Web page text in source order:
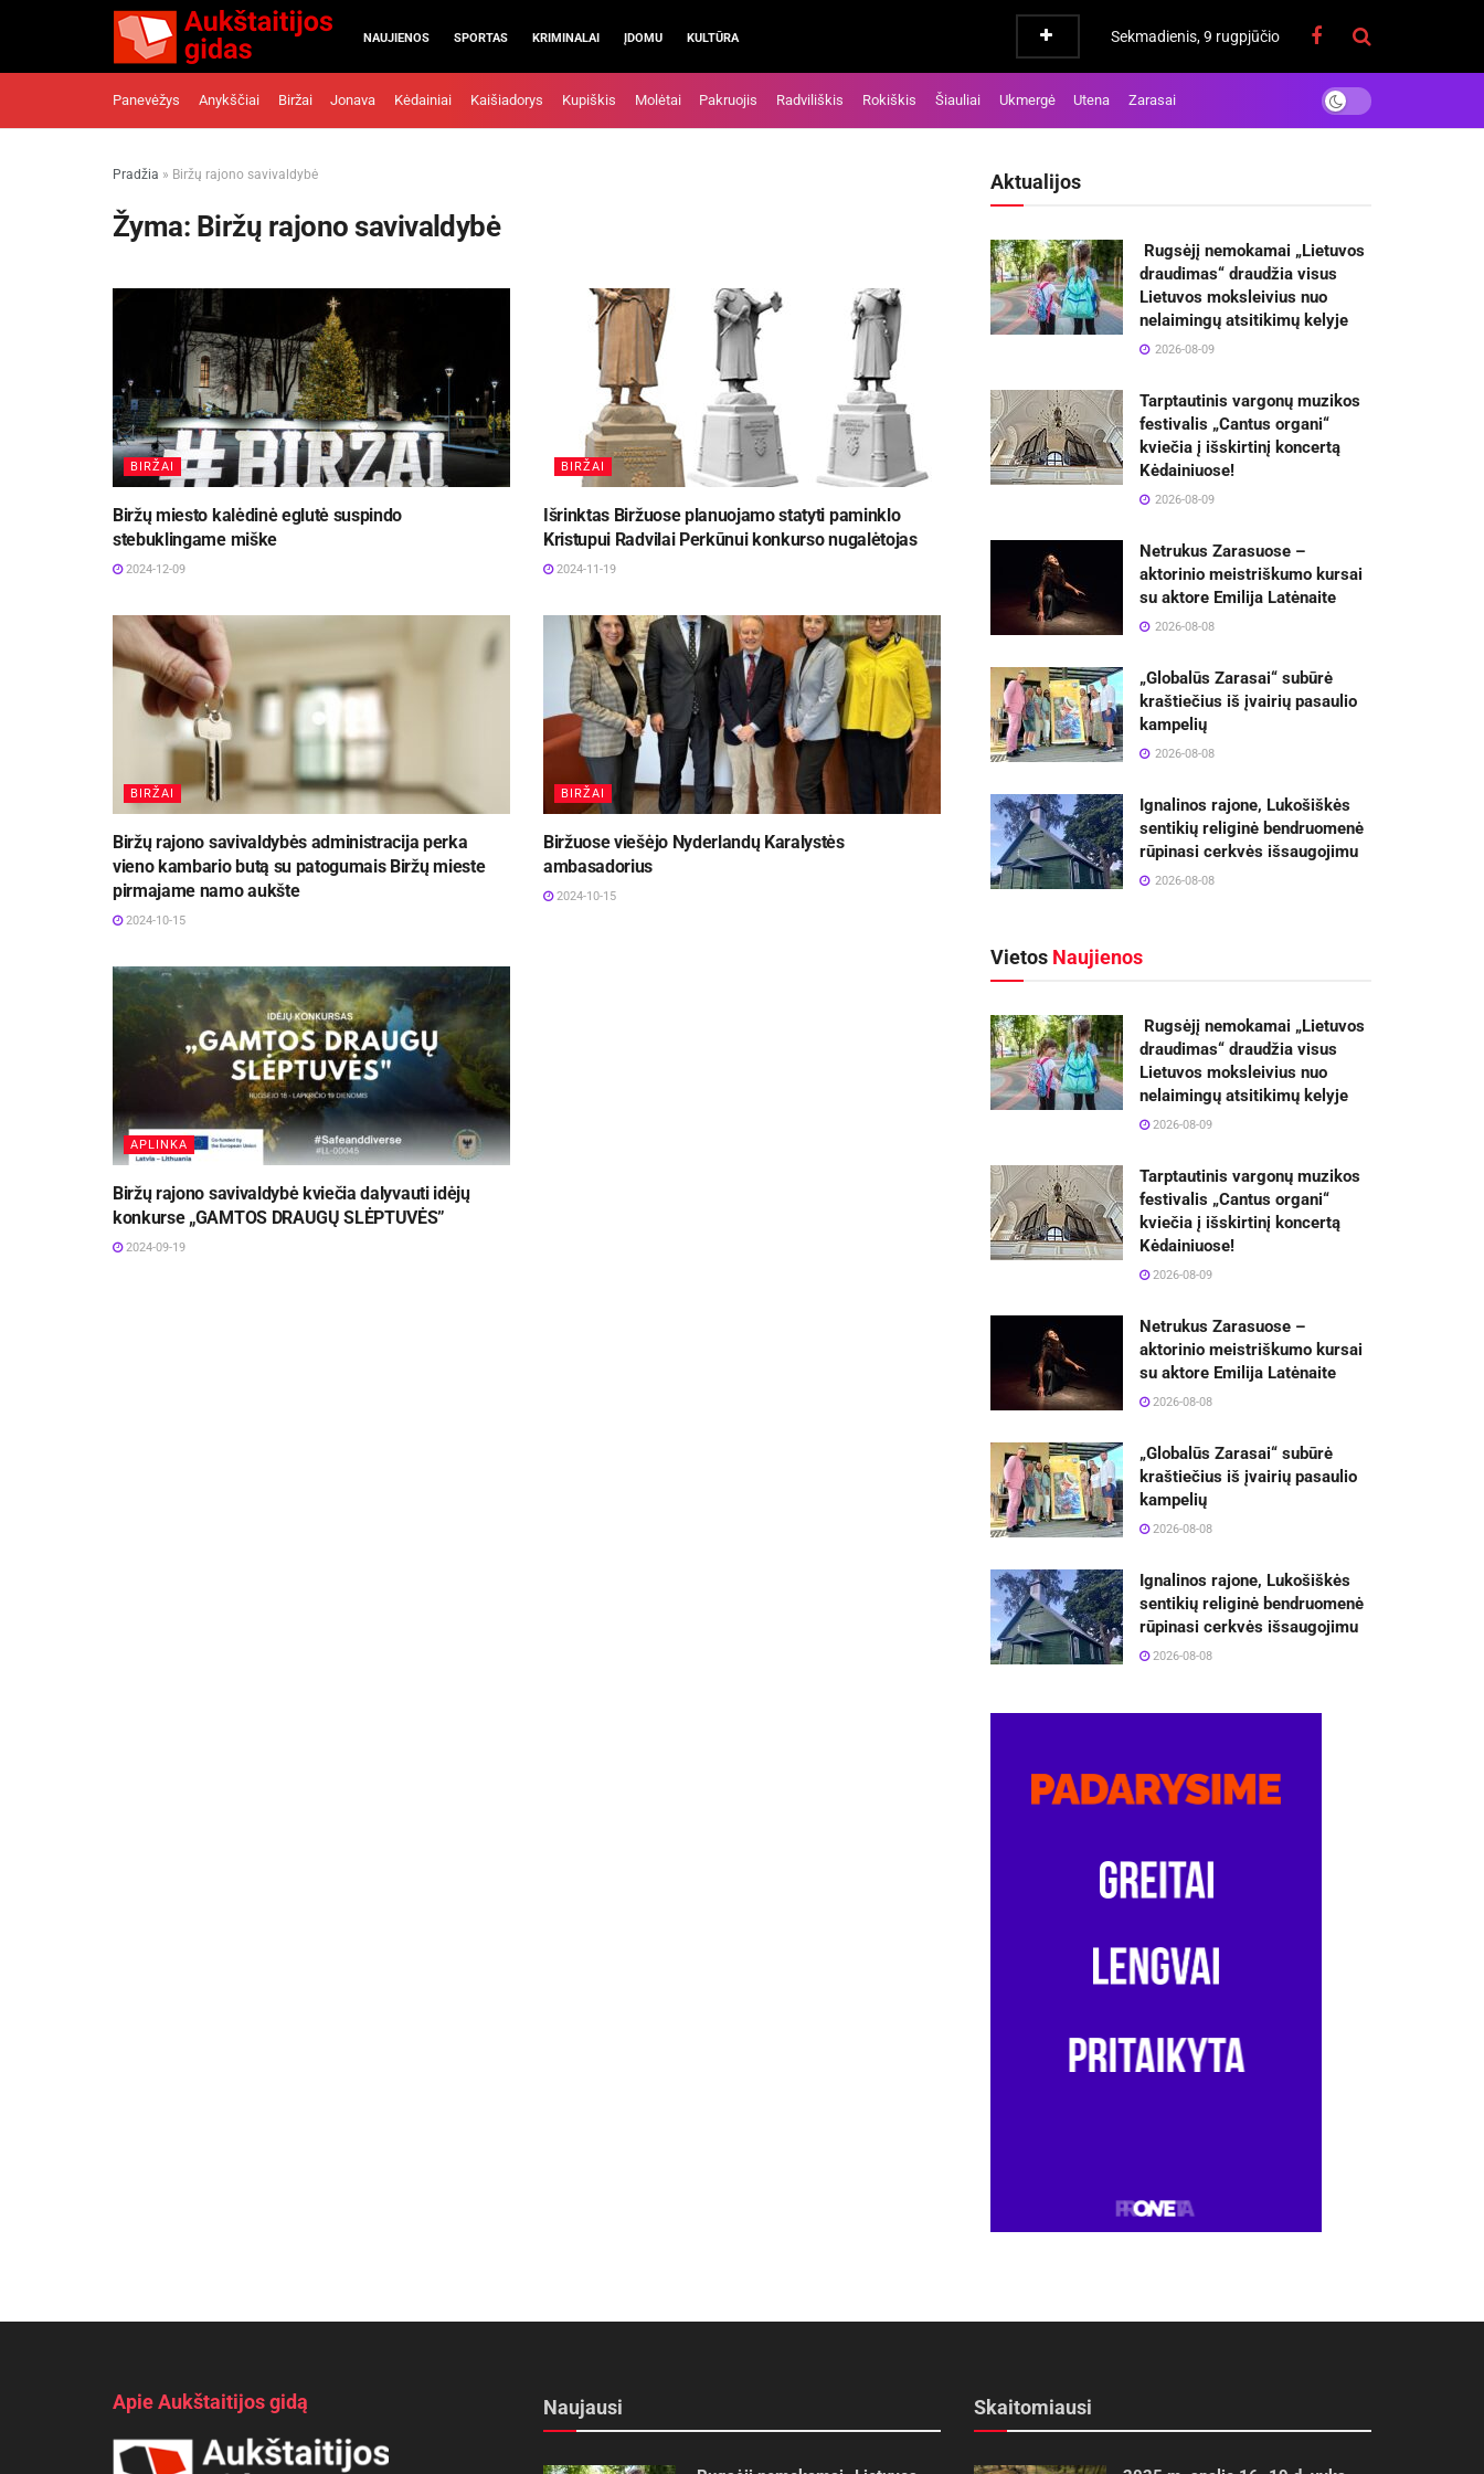
NAUJIENOS SPORTAS KRIMINALAI ĮDOMU KULTŪRA Sekmadienis, 9 rugpjūčio
Panevėžys Anykščiai Biržai Jonava Kėdainiai Kaišiadorys Kupiškis Molėtai Pakruojis Radviliškis Rokiškis Šiauliai Ukmergė Utena Zarasai
Pradžia » Biržų rajono savivaldybė
Žyma: Biržų rajono savivaldybė
BIRŽAI
Biržų miesto kalėdinė eglutė suspindo
stebuklingame miške
2024-12-09
BIRŽAI
Išrinktas Biržuose planuojamo statyti paminklo
Kristupui Radvilai Perkūnui konkurso nugalėtojas
2024-11-19
BIRŽAI
Biržų rajono savivaldybės administracija perka
vieno kambario butą su patogumais Biržų mieste
pirmajame namo aukšte
2024-10-15
BIRŽAI
Biržuose viešėjo Nyderlandų Karalystės
ambasadorius
2024-10-15
APLINKA
Biržų rajono savivaldybė kviečia dalyvauti idėjų
konkurse „GAMTOS DRAUGŲ SLĖPTUVĖS”
2024-09-19
Aktualijos
Rugsėjį nemokamai „Lietuvos
draudimas“ draudžia visus
Lietuvos moksleivius nuo
nelaimingų atsitikimų kelyje
2026-08-09
Tarptautinis vargonų muzikos
festivalis „Cantus organi“
kviečia į išskirtinį koncertą
Kėdainiuose!
2026-08-09
Netrukus Zarasuose –
aktorinio meistriškumo kursai
su aktore Emilija Latėnaite
2026-08-08
„Globalūs Zarasai“ subūrė
kraštiečius iš įvairių pasaulio
kampelių
2026-08-08
Ignalinos rajone, Lukošiškės
sentikių religinė bendruomenė
rūpinasi cerkvės išsaugojimu
2026-08-08
Vietos Naujienos
Rugsėjį nemokamai „Lietuvos
draudimas“ draudžia visus
Lietuvos moksleivius nuo
nelaimingų atsitikimų kelyje
2026-08-09
Tarptautinis vargonų muzikos
festivalis „Cantus organi“
kviečia į išskirtinį koncertą
Kėdainiuose!
2026-08-09
Netrukus Zarasuose –
aktorinio meistriškumo kursai
su aktore Emilija Latėnaite
2026-08-08
„Globalūs Zarasai“ subūrė
kraštiečius iš įvairių pasaulio
kampelių
2026-08-08
Ignalinos rajone, Lukošiškės
sentikių religinė bendruomenė
rūpinasi cerkvės išsaugojimu
2026-08-08
Apie Aukštaitijos gidą Naujausi Skaitomiausi